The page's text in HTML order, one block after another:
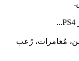
مُغامرات، رُعب